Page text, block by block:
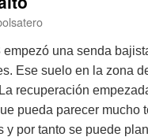
una senda
Ese suelo en la zona
recuperación
pueda parecer mucho
y por tanto se puede